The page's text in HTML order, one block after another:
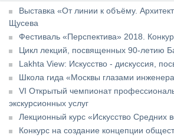
Выставка «От линии к объёму.
Щусева
Фестиваль «Перспектива» 2018.
Цикл лекций, посвященных 90-летию
Lakhta View: Искусство - дискуссия,
Школа гида «Москвы глазами
VI Открытый чемпионат
экскурсионных услуг
Лекционный курс «Искусство Средних
Конкурс на создание концепции